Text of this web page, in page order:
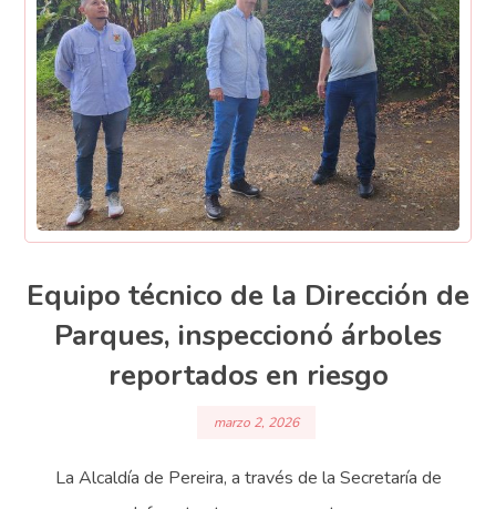
Equipo técnico de la Dirección de
Parques, inspeccionó árboles
reportados en riesgo
marzo 2, 2026
La Alcaldía de Pereira, a través de la Secretaría de